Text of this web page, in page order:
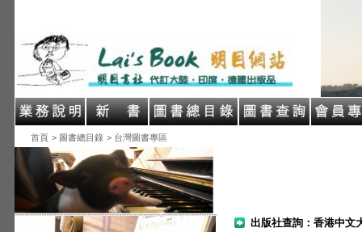
首頁 > 圖書總目錄 > 台灣圖書專區
出版社查詢：香港中文